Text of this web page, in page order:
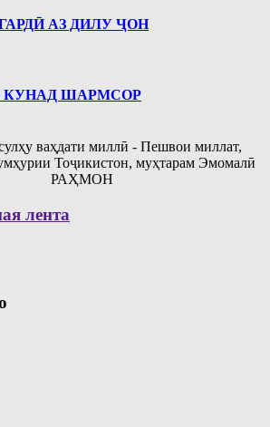
АЗ ДИЛУ ҶОН
КУНАД ШАРМСОР
ваҳдати миллӣ - Пешвои миллат,
Тоҷикистон, муҳтарам Эмомалӣ
РАҲМОН
лента